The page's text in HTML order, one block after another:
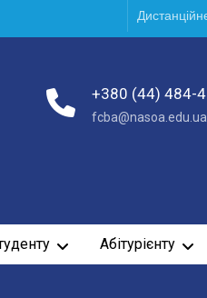
+380 (44) 484-
fcba@nasoa.edu.ua
Абітурієнту